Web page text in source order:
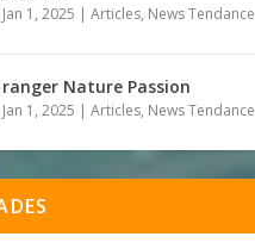
Jan 1, 2025 |Articles, News Tendance
ranger Nature Passion
Jan 1, 2025 |Articles, News Tendance